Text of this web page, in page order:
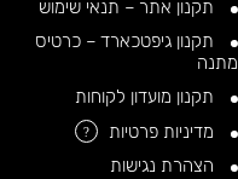
תקנון אתר – תנאי שימוש
תקנון גיפטכארד – כרטיס
מתנה
תקנון מועדון לקוחות
מדיניות פרטיות
?
הצהרת נגישות